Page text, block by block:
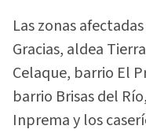
Las zonas
Gracias, aldea
Celaque, barrio El
barrio Brisas del
Inprema y los